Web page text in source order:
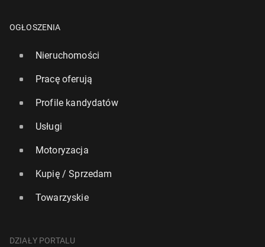
OGŁOSZENIA
Nieruchomości
Pracę oferują
Profile kandydatów
Usługi
Motoryzacja
Kupię / Sprzedam
Towarzyskie
DZIAŁY PORTALU